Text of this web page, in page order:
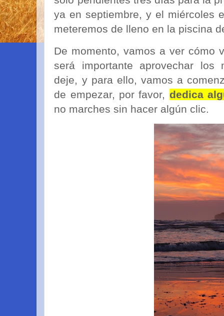
ya en septiembre, y el miércoles
meteremos de lleno en la piscina
De momento, vamos a ver cómo
será importante aprovechar los
deje, y para ello, vamos a
de empezar, por favor, dedica
no marches sin hacer algún clic.